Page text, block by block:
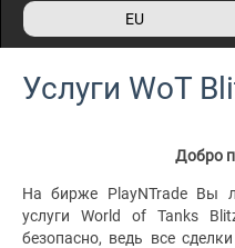
EU
Услуги WoT
Добро
На бирже PlayNTrade Вы
услуги World of Tanks
безопасно, ведь все